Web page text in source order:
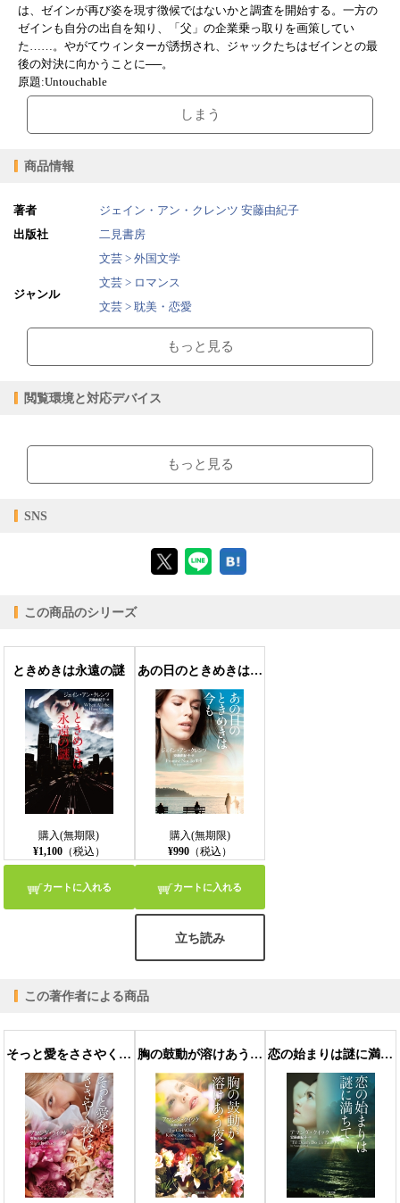
は、ゼインが再び姿を現す徴候ではないかと調査を開始する。一方の
ゼインも自分の出自を知り、「父」の企業乗っ取りを画策してい
た……。やがてウィンターが誘拐され、ジャックたちはゼインとの最
後の対決に向かうことに──。
原題:Untouchable
しまう
商品情報
著者 ジェイン・アン・クレンツ 安藤由紀子
出版社
二見書房
ジャンル
文芸 > 外国文学
文芸 > ロマンス
文芸 > 耽美・恋愛
文芸 > ミステリー/推理/サスペンス（全般）
ファイル形式
epub
もっと見る
閲覧環境と対応デバイス
ブラウザビューア・PC版ConTenDoビューア・モバイルビューア
【対応デバイス】
【PC版ConTenDoビューア】
【モバイルビューア】
もっと見る
SNS
この商品のシリーズ
ときめきは永遠の謎
購入(無期限)
¥1,100（税込）
カートに入れる
あの日のときめきは今も
購入(無期限)
¥990（税込）
カートに入れる
立ち読み
この著作者による商品
そっと愛をささやく夜は 胸の鼓動が溶けあう夜に 恋の始まりは謎に満ちて